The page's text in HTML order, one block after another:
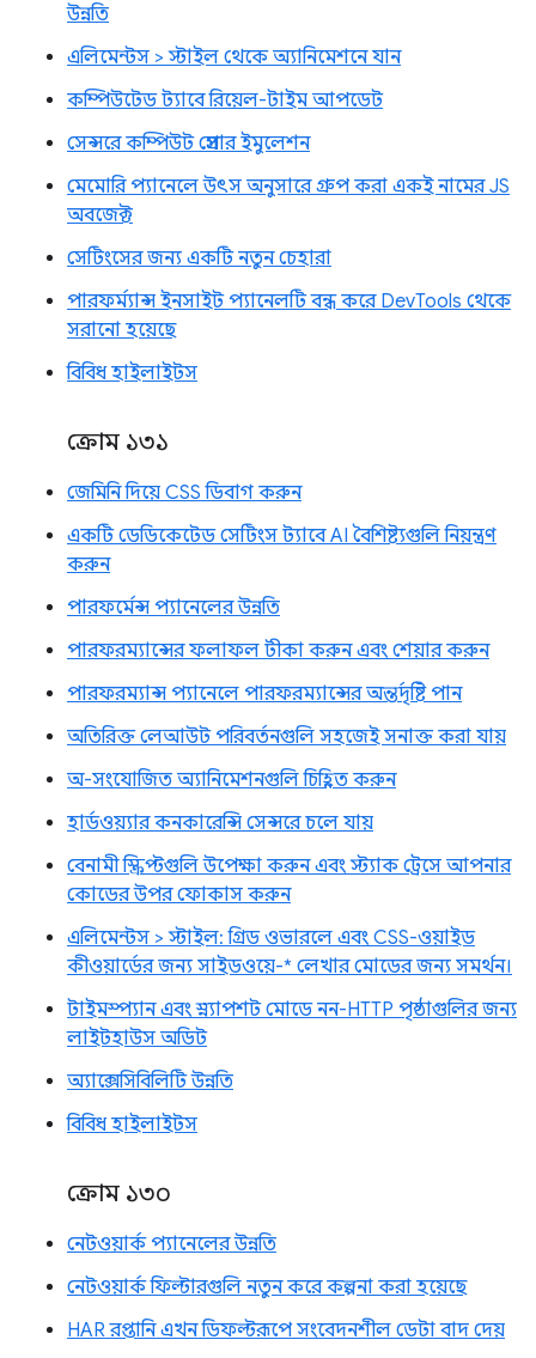
উন্নতি
এলিমেন্টস > স্টাইল থেকে অ্যানিমেশনে যান
কম্পিউটেড ট্যাবে রিয়েল-টাইম আপডেট
সেন্সরে কম্পিউট প্রেসার ইমুলেশন
মেমোরি প্যানেলে উৎস অনুসারে গ্রুপ করা একই নামের JS
অবজেক্ট
সেটিংসের জন্য একটি নতুন চেহারা
পারফর্ম্যান্স ইনসাইট প্যানেলটি বন্ধ করে DevTools থেকে
সরানো হয়েছে
বিবিধ হাইলাইটস
ক্রোম ১৩১
জেমিনি দিয়ে CSS ডিবাগ করুন
একটি ডেডিকেটেড সেটিংস ট্যাবে AI বৈশিষ্ট্যগুলি নিয়ন্ত্রণ
করুন
পারফর্মেন্স প্যানেলের উন্নতি
পারফরম্যান্সের ফলাফল টীকা করুন এবং শেয়ার করুন
পারফরম্যান্স প্যানেলে পারফরম্যান্সের অন্তর্দৃষ্টি পান
অতিরিক্ত লেআউট পরিবর্তনগুলি সহজেই সনাক্ত করা যায়
অ-সংযোজিত অ্যানিমেশনগুলি চিহ্নিত করুন
হার্ডওয়্যার কনকারেন্সি সেন্সরে চলে যায়
বেনামী স্ক্রিপ্টগুলি উপেক্ষা করুন এবং স্ট্যাক ট্রেসে আপনার
কোডের উপর ফোকাস করুন
এলিমেন্টস > স্টাইল: গ্রিড ওভারলে এবং CSS-ওয়াইড
কীওয়ার্ডের জন্য সাইডওয়ে-* লেখার মোডের জন্য সমর্থন।
টাইমস্প্যান এবং স্ন্যাপশট মোডে নন-HTTP পৃষ্ঠাগুলির জন্য
লাইটহাউস অডিট
অ্যাক্সেসিবিলিটি উন্নতি
বিবিধ হাইলাইটস
ক্রোম ১৩০
নেটওয়ার্ক প্যানেলের উন্নতি
নেটওয়ার্ক ফিল্টারগুলি নতুন করে কল্পনা করা হয়েছে
HAR রপ্তানি এখন ডিফল্টরূপে সংবেদনশীল ডেটা বাদ দেয়